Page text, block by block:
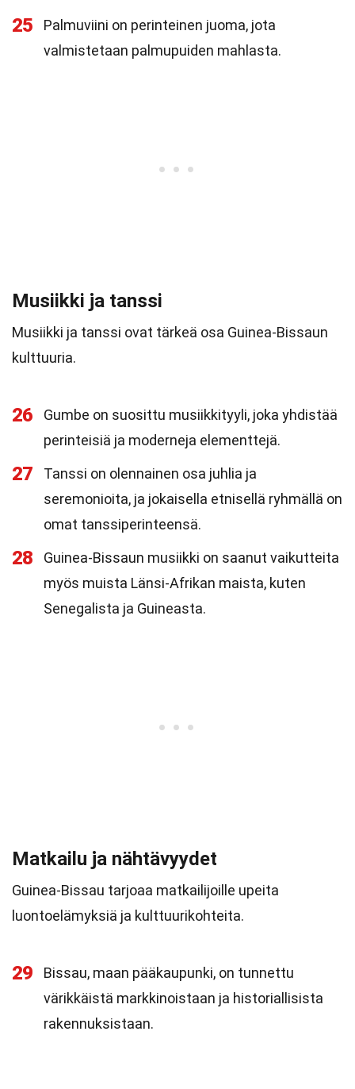
25
Palmuviini on perinteinen juoma, jota
valmistetaan palmupuiden mahlasta.
Musiikki ja tanssi
Musiikki ja tanssi ovat tärkeä osa Guinea-Bissaun
kulttuuria.
26
Gumbe on suosittu musiikkityyli, joka yhdistää
perinteisiä ja moderneja elementtejä.
27
Tanssi on olennainen osa juhlia ja
seremonioita, ja jokaisella etnisellä ryhmällä on
omat tanssiperinteensä.
28
Guinea-Bissaun musiikki on saanut vaikutteita
myös muista Länsi-Afrikan maista, kuten
Senegalista ja Guineasta.
Matkailu ja nähtävyydet
Guinea-Bissau tarjoaa matkailijoille upeita
luontoelämyksiä ja kulttuurikohteita.
29
Bissau, maan pääkaupunki, on tunnettu
värikkäistä markkinoistaan ja historiallisista
rakennuksistaan.